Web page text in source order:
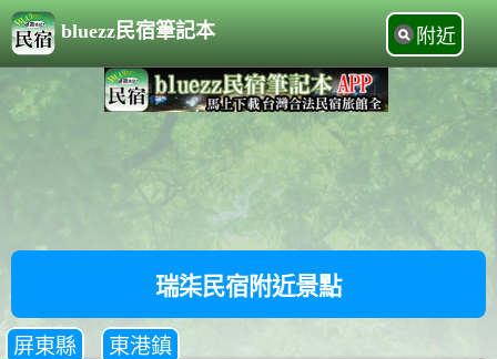
bluezz民宿筆記本 附近
瑞柒民宿附近景點
屏東縣 東港鎮